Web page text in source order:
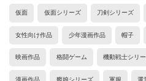
仮面 仮面シリーズ 刀剣シリーズ
女性向け作品 少年漫画作品 帽子
映画作品 格闘ゲーム 機動戦士シリ
漫画作品 艦娘シリーズ 軍服 運